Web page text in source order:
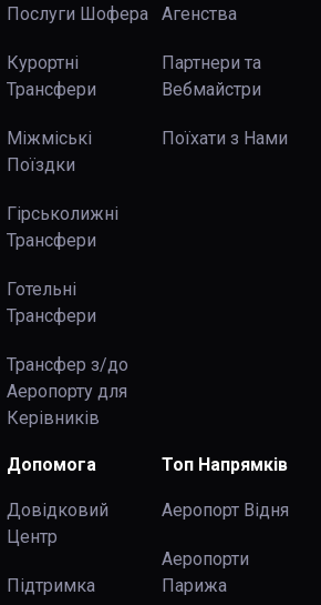
Послуги Шофера
Курортні
Трансфери
Міжміські
Поїздки
Гірськолижні
Трансфери
Готельні
Трансфери
Трансфер з/до
Аеропорту для
Керівників
Агенства
Партнери та
Вебмайстри
Поїхати з Нами
Допомога
Довідковий
Центр
Підтримка
Топ Напрямків
Аеропорт Відня
Аеропорти
Парижа